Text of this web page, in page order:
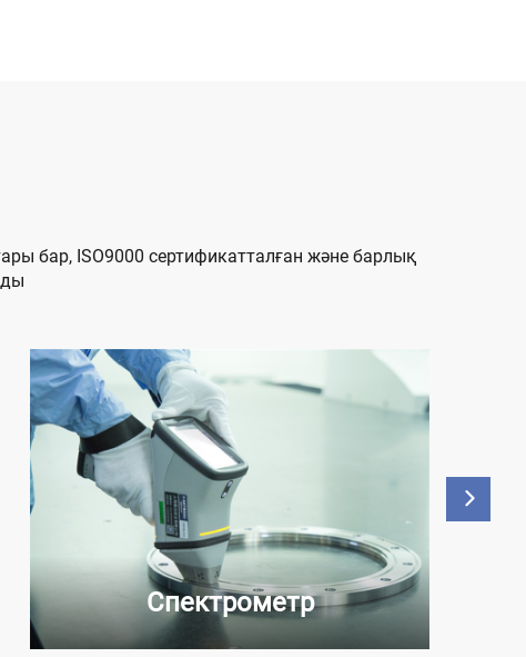
бар, ISO9000 сертификатталған және барлық
Спектрометр